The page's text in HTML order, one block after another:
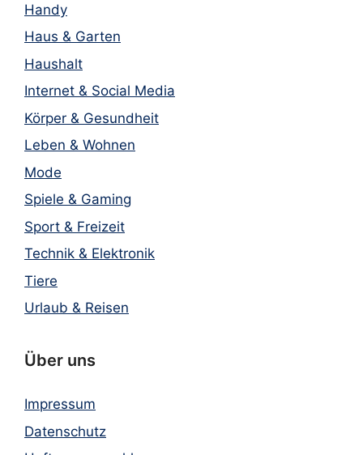
Handy
Haus & Garten
Haushalt
Internet & Social Media
Körper & Gesundheit
Leben & Wohnen
Mode
Spiele & Gaming
Sport & Freizeit
Technik & Elektronik
Tiere
Urlaub & Reisen
Über uns
Impressum
Datenschutz